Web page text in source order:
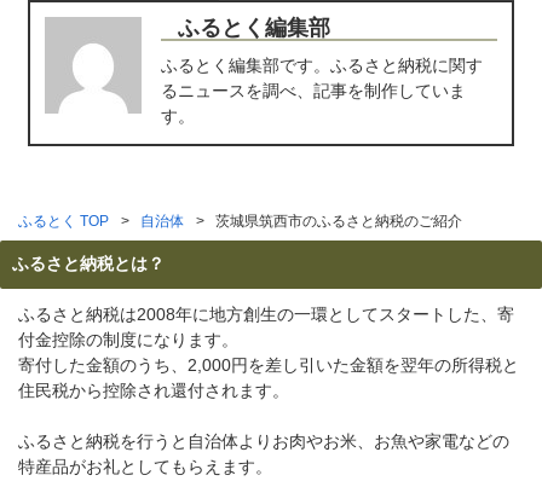
ふるとく編集部
ふるとく編集部です。ふるさと納税に関す
るニュースを調べ、記事を制作していま
す。
ふるとく TOP 自治体 茨城県筑西市のふるさと納税のご紹介
ふるさと納税とは？
ふるさと納税は2008年に地方創生の一環としてスタートした、寄
付金控除の制度になります。
寄付した金額のうち、2,000円を差し引いた金額を翌年の所得税と
住民税から控除され還付されます。
ふるさと納税を行うと自治体よりお肉やお米、お魚や家電などの
特産品がお礼としてもらえます。